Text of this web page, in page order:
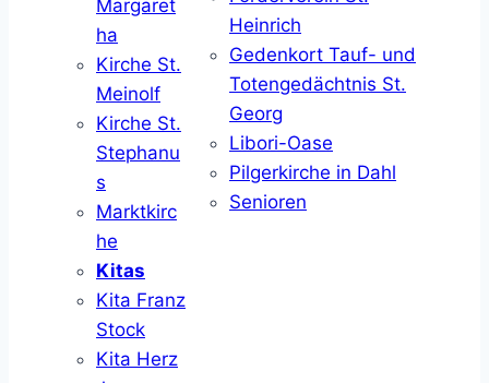
Margaret
ha
Kirche St.
Meinolf
Kirche St.
Stephanu
s
Marktkirc
he
Kitas
Kita Franz
Stock
Kita Herz
Heinrich
Gedenkort Tauf- und
Totengedächtnis St.
Georg
Libori-Oase
Pilgerkirche in Dahl
Senioren